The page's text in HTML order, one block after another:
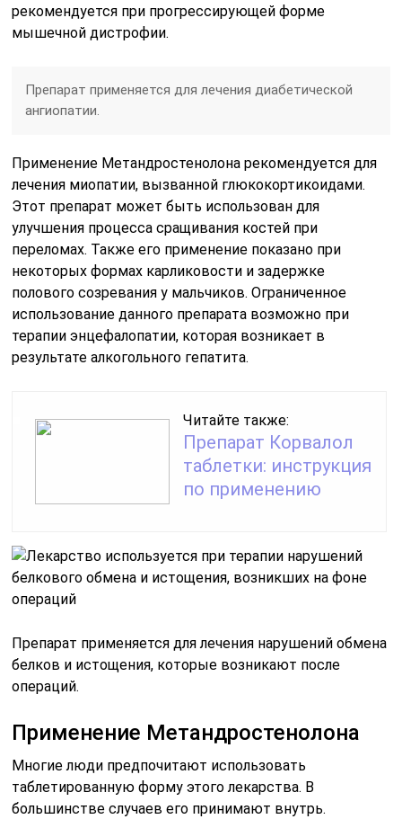
рекомендуется при прогрессирующей форме
мышечной дистрофии.
Препарат применяется для лечения диабетической
ангиопатии.
Применение Метандростенолона рекомендуется для
лечения миопатии, вызванной глюкокортикоидами.
Этот препарат может быть использован для
улучшения процесса сращивания костей при
переломах. Также его применение показано при
некоторых формах карликовости и задержке
полового созревания у мальчиков. Ограниченное
использование данного препарата возможно при
терапии энцефалопатии, которая возникает в
результате алкогольного гепатита.
Читайте также:
Препарат Корвалол
таблетки: инструкция
по применению
Препарат применяется для лечения нарушений обмена
белков и истощения, которые возникают после
операций.
Применение Метандростенолона
Многие люди предпочитают использовать
таблетированную форму этого лекарства. В
большинстве случаев его принимают внутрь.